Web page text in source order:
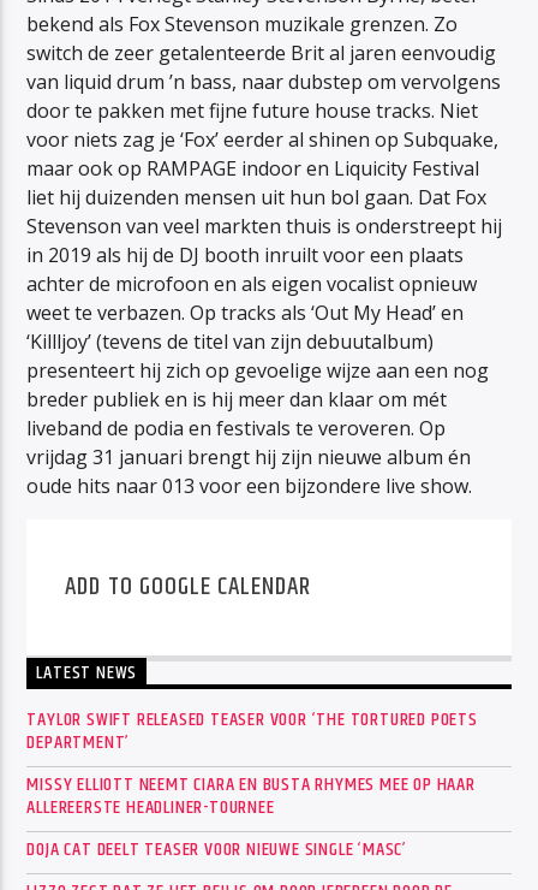
bekend als Fox Stevenson muzikale grenzen. Zo
switch de zeer getalenteerde Brit al jaren eenvoudig
van liquid drum ’n bass, naar dubstep om vervolgens
door te pakken met fijne future house tracks. Niet
voor niets zag je ‘Fox’ eerder al shinen op Subquake,
maar ook op RAMPAGE indoor en Liquicity Festival
liet hij duizenden mensen uit hun bol gaan. Dat Fox
Stevenson van veel markten thuis is onderstreept hij
in 2019 als hij de DJ booth inruilt voor een plaats
achter de microfoon en als eigen vocalist opnieuw
weet te verbazen. Op tracks als ‘Out My Head’ en
‘Killljoy’ (tevens de titel van zijn debuutalbum)
presenteert hij zich op gevoelige wijze aan een nog
breder publiek en is hij meer dan klaar om mét
liveband de podia en festivals te veroveren. Op
vrijdag 31 januari brengt hij zijn nieuwe album én
oude hits naar 013 voor een bijzondere live show.
ADD TO GOOGLE CALENDAR
LATEST NEWS
TAYLOR SWIFT RELEASED TEASER VOOR ‘THE TORTURED POETS
DEPARTMENT’
MISSY ELLIOTT NEEMT CIARA EN BUSTA RHYMES MEE OP HAAR
ALLEREERSTE HEADLINER-TOURNEE
DOJA CAT DEELT TEASER VOOR NIEUWE SINGLE ‘MASC’